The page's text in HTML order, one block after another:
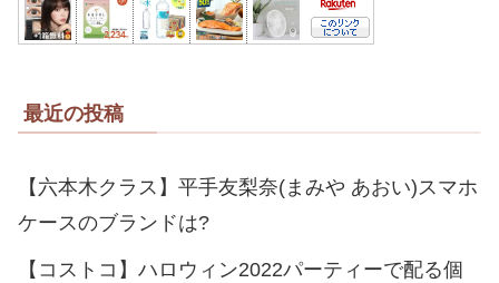
最近の投稿
【六本木クラス】平手友梨奈(まみや あおい)スマホ
ケースのブランドは?
【コストコ】ハロウィン2022パーティーで配る個